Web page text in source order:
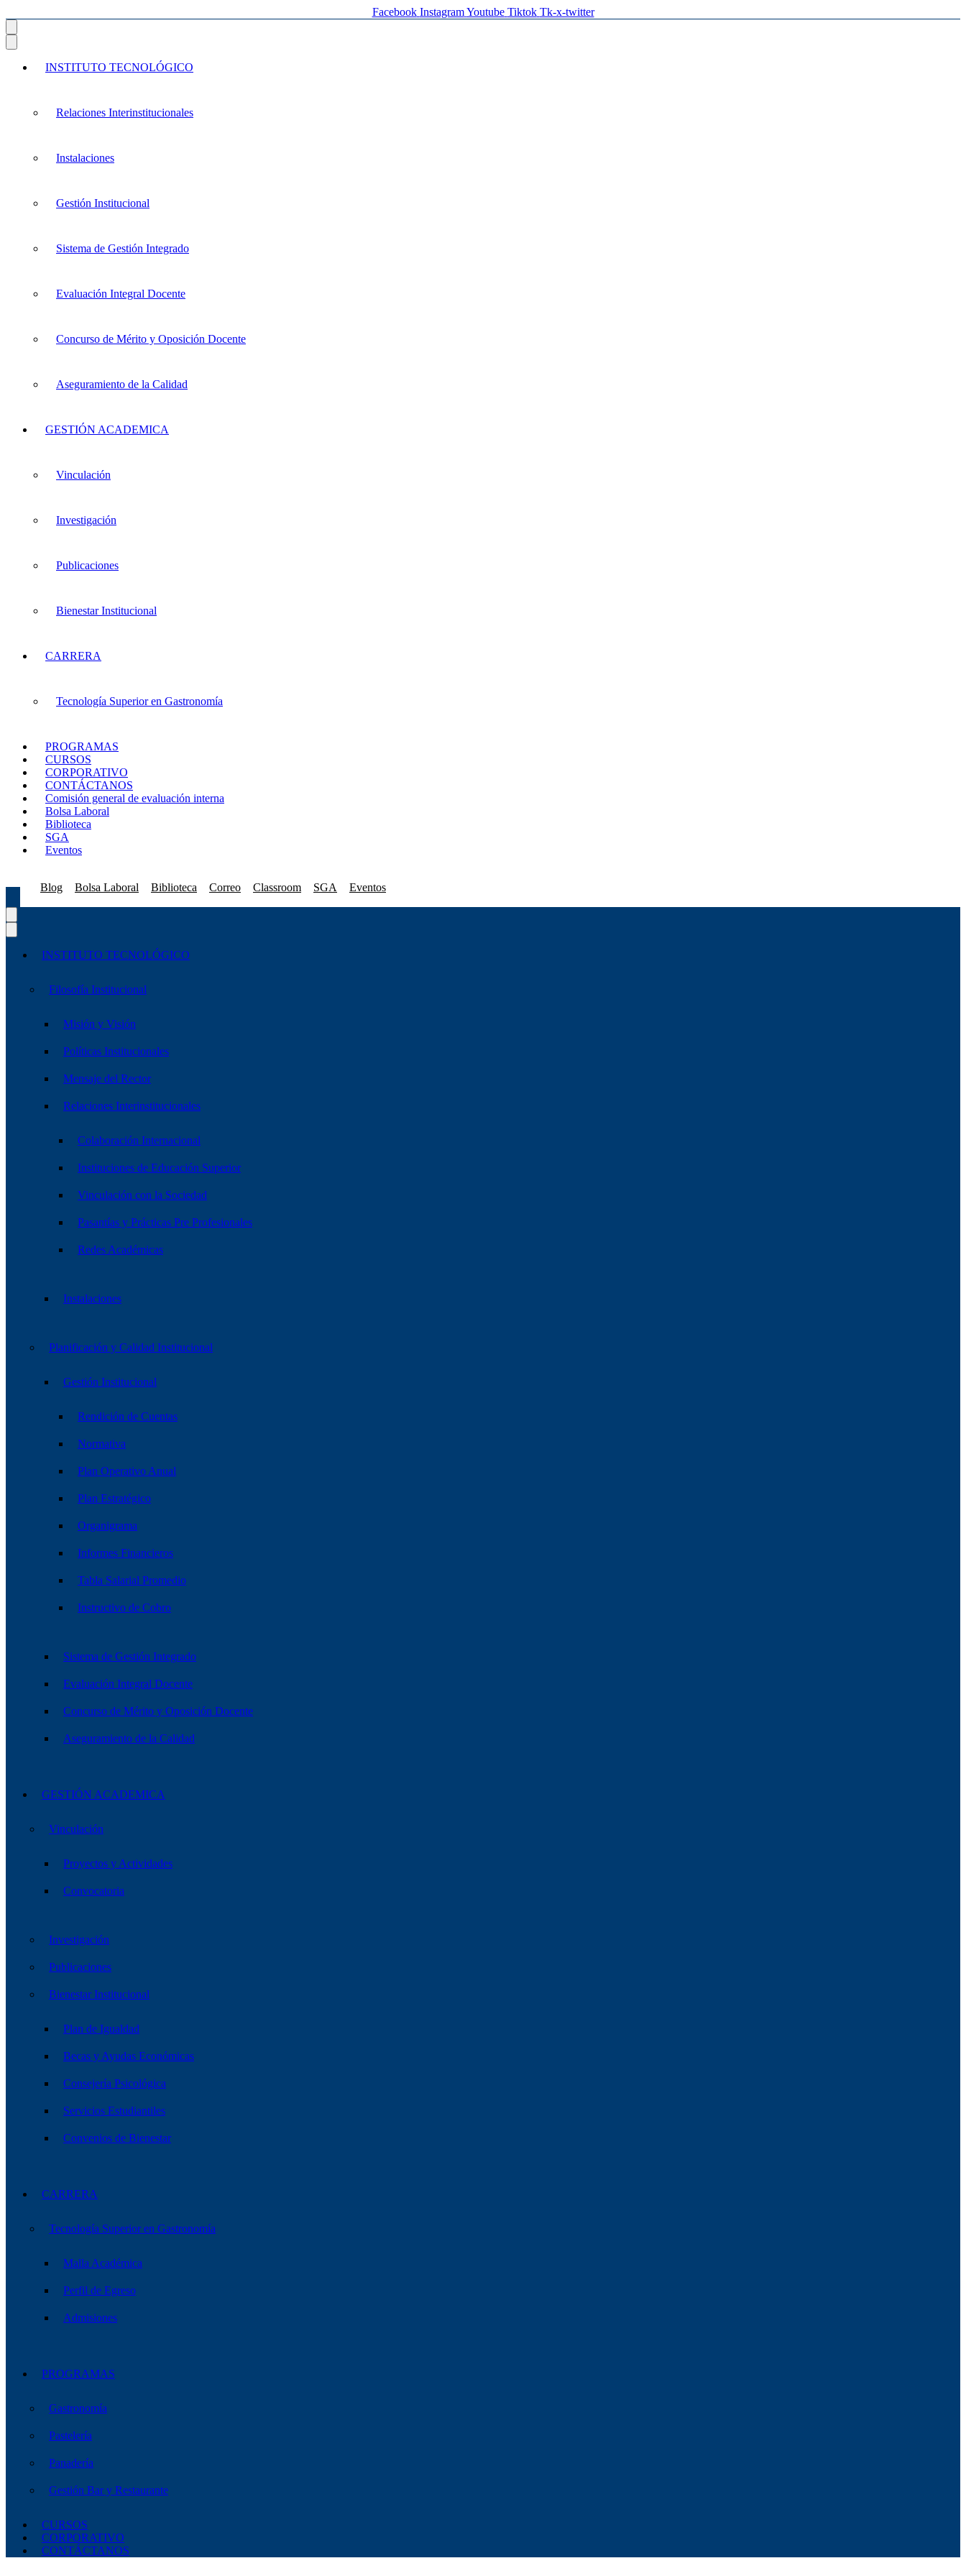
Facebook Instagram Youtube Tiktok Tk-x-twitter
INSTITUTO TECNOLÓGICO
Relaciones Interinstitucionales
Instalaciones
Gestión Institucional
Sistema de Gestión Integrado
Evaluación Integral Docente
Concurso de Mérito y Oposición Docente
Aseguramiento de la Calidad
GESTIÓN ACADEMICA
Vinculación
Investigación
Publicaciones
Bienestar Institucional
CARRERA
Tecnología Superior en Gastronomía
PROGRAMAS
CURSOS
CORPORATIVO
CONTÁCTANOS
Comisión general de evaluación interna
Bolsa Laboral
Biblioteca
SGA
Eventos
Blog Bolsa Laboral Biblioteca Correo Classroom SGA Eventos
INSTITUTO TECNOLÓGICO
Filosofía Institucional
Misión y Visión
Políticas Institucionales
Mensaje del Rector
Relaciones Interinstitucionales
Colaboración Internacional
Instituciones de Educación Superior
Vinculación con la Sociedad
Pasantías y Prácticas Pre Profesionales
Redes Académicas
Instalaciones
Planificación y Calidad Institucional
Gestión Institucional
Rendición de Cuentas
Normativa
Plan Operativo Anual
Plan Estratégico
Organigrama
Informes Financieros
Tabla Salarial Promedio
Instructivo de Cobro
Sistema de Gestión Integrado
Evaluación Integral Docente
Concurso de Mérito y Oposición Docente
Aseguramiento de la Calidad
GESTIÓN ACADEMICA
Vinculación
Proyectos y Actividades
Convocatoria
Investigación
Publicaciones
Bienestar Institucional
Plan de Igualdad
Becas y Ayudas Económicas
Consejería Psicológica
Servicios Estudiantiles
Convenios de Bienestar
CARRERA
Tecnología Superior en Gastronomía
Malla Académica
Perfil de Egreso
Admisiones
PROGRAMAS
Gastronomía
Pastelería
Panadería
Gestión Bar y Restaurante
CURSOS
CORPORATIVO
CONTÁCTANOS